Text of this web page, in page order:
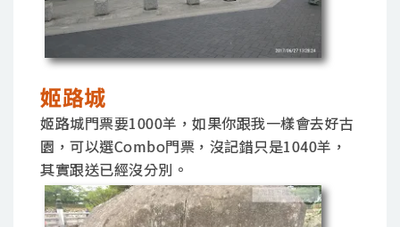
姬路城
姬路城門票要1000羊，如果你跟我一樣會去好古
園，可以選Combo門票，沒記錯只是1040羊，
其實跟送已經沒分別。